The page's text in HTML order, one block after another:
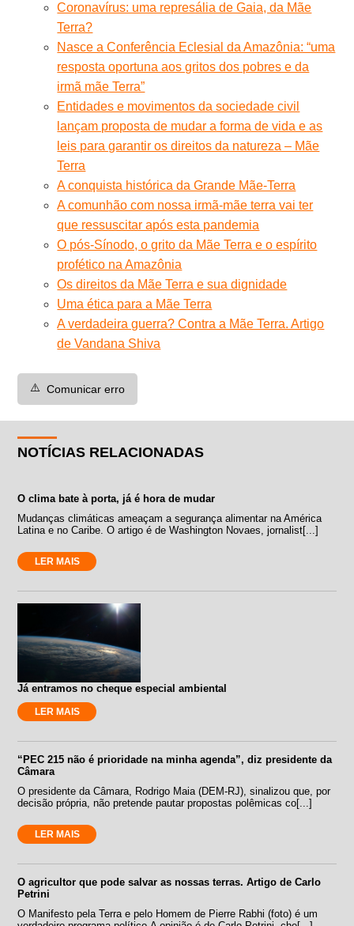
Coronavírus: uma represália de Gaia, da Mãe
Terra?
Nasce a Conferência Eclesial da Amazônia: “uma
resposta oportuna aos gritos dos pobres e da
irmã mãe Terra”
Entidades e movimentos da sociedade civil
lançam proposta de mudar a forma de vida e as
leis para garantir os direitos da natureza – Mãe
Terra
A conquista histórica da Grande Mãe-Terra
A comunhão com nossa irmã-mãe terra vai ter
que ressuscitar após esta pandemia
O pós-Sínodo, o grito da Mãe Terra e o espírito
profético na Amazônia
Os direitos da Mãe Terra e sua dignidade
Uma ética para a Mãe Terra
A verdadeira guerra? Contra a Mãe Terra. Artigo
de Vandana Shiva
⚠️ Comunicar erro
NOTÍCIAS RELACIONADAS
O clima bate à porta, já é hora de mudar
Mudanças climáticas ameaçam a segurança alimentar na América
Latina e no Caribe. O artigo é de Washington Novaes, jornalist[...]
LER MAIS
Já entramos no cheque especial ambiental
LER MAIS
“PEC 215 não é prioridade na minha agenda”, diz presidente da
Câmara
O presidente da Câmara, Rodrigo Maia (DEM-RJ), sinalizou que, por
decisão própria, não pretende pautar propostas polêmicas co[...]
LER MAIS
O agricultor que pode salvar as nossas terras. Artigo de Carlo
Petrini
O Manifesto pela Terra e pelo Homem de Pierre Rabhi (foto) é um